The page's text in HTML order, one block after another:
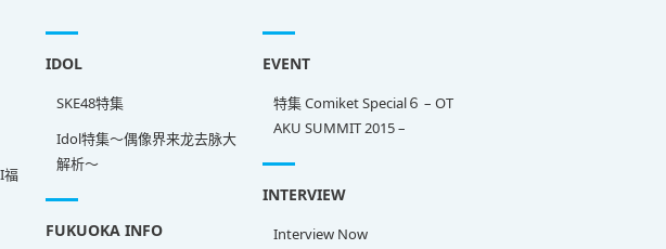
福
IDOL
SKE48特集
Idol特集～偶像界来龙去脉大
解析～
EVENT
特集 Comiket Special６ – OT
AKU SUMMIT 2015 –
INTERVIEW
Interview Now
FUKUOKA INFO